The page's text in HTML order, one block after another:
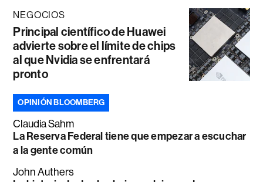
NEGOCIOS
Principal científico de Huawei
advierte sobre el límite de chips
al que Nvidia se enfrentará
pronto
OPINIÓN BLOOMBERG
Claudia Sahm
La Reserva Federal tiene que empezar a escuchar
a la gente común
John Authers